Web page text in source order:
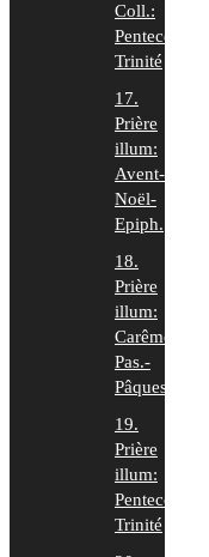
Coll.:
Pentecôte-
Trinité
17.
Prière
illum:
Avent-
Noël-
Epiph.
18.
Prière
illum:
Carême-
Pas.-
Pâques
19.
Prière
illum:
Pentecôte-
Trinité